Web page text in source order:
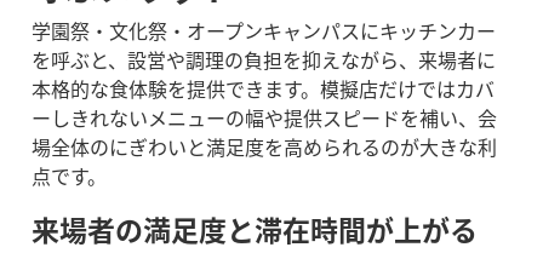
学園祭・文化祭・オープンキャンパスにキッチンカー
を呼ぶと、設営や調理の負担を抑えながら、来場者に
本格的な食体験を提供できます。模擬店だけではカバ
ーしきれないメニューの幅や提供スピードを補い、会
場全体のにぎわいと満足度を高められるのが大きな利
点です。
来場者の満足度と滞在時間が上がる